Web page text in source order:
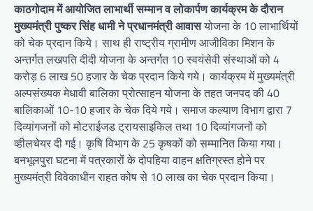
काठगोदाम में आयोजित लाभार्थी सम्मान व लोकार्पण कार्यक्रम के दौरान
मुख्यमंत्री पुष्कर सिंह धामी नेप्रधानमंत्री आवासयोजना के 10 लाभार्थियों
को चेक प्रदान किये। साथ ही राष्ट्रीय ग्रामीण आजीविका मिशन के
अन्तर्गत लखपति दीदी योजना के अन्तर्गत 10 स्वयंसेवी संस्थाओं को 4
करोड़ 6 लाख 50 हजार के चेक प्रदान किये गये। कार्यक्रम में मुख्यमंत्री
अल्पसंख्यक मेधावी बालिका प्रोत्साहन योजना के तहत जनपद की 40
बालिकाओं 10-10 हजार के चेक दिये गये। समाज कल्याण विभाग द्वारा 7
दिव्यांगजनों को मोटराईजड ट्रायसाइकिल तथा 10 दिव्यांगजनों को
व्हीलचेयर दी गई। कृषि विभाग के 25 कृषकों को सम्मानित किया गया।
बनभूलपुरा घटना में पत्रकारों के दोपहिया वाहन क्षतिग्रस्त होने पर
मुख्यमंत्री विवेकाधीन राहत कोष से 10 लाख का चेक प्रदान किया।